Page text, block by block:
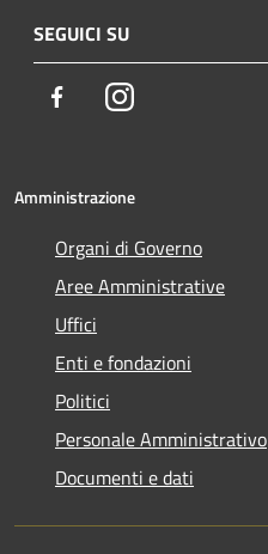
SEGUICI SU
FacebookInstagram
Amministrazione
Organi di Governo
Aree Amministrative
Uffici
Enti e fondazioni
Politici
Personale Amministrativo
Documenti e dati